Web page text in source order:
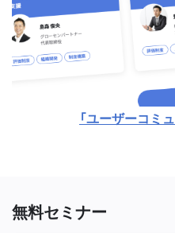
無料セミナー
「ユーザーコミ